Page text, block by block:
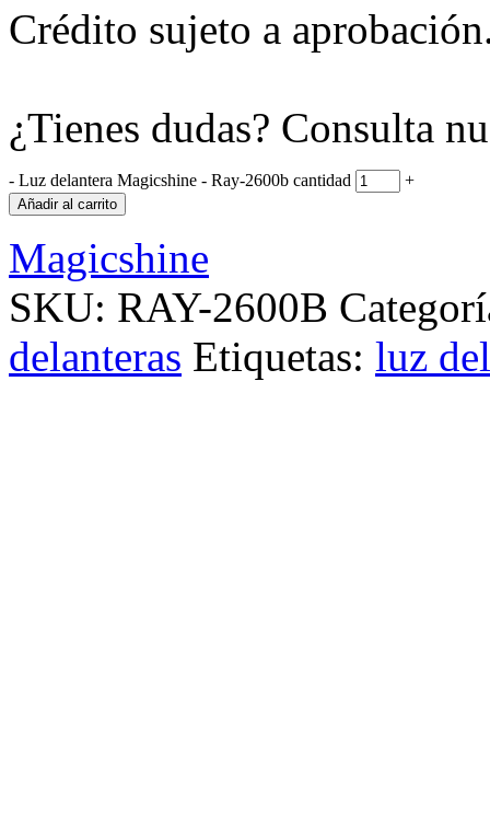
Crédito sujeto a
¿Tienes dudas? Consulta
- Luz delantera Magicshine - Ray-2600b cantidad +
Añadir al carrito
Magicshine
SKU: RAY-2600B
delanteras Etiquetas: luz